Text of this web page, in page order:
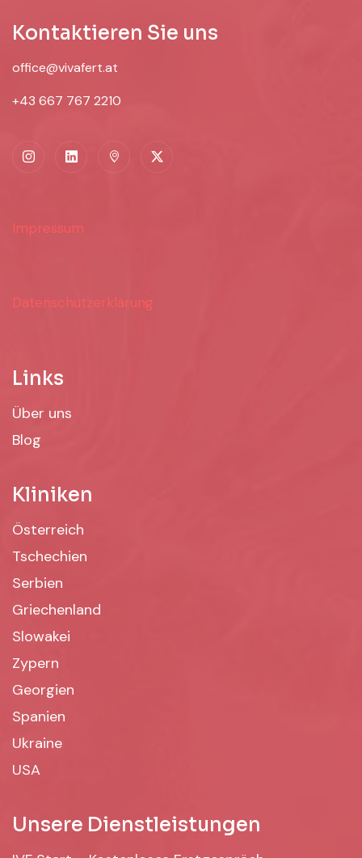
Kontaktieren Sie uns
office@vivafert.at
+43 667 767 2210
Impressum
Datenschutzerklärung
Links
Über uns
Blog
Kliniken
Österreich
Tschechien
Serbien
Griechenland
Slowakei
Zypern
Georgien
Spanien
Ukraine
USA
Unsere Dienstleistungen